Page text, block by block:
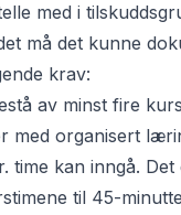
med i
må det kunne
krav:
av minst fire
med organisert
time kan inngå.
til 45-